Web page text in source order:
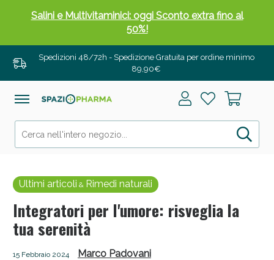
Spedizioni 48/72h - Spedizione Gratuita per ordine minimo
89,90€
Integratori per l'umore: risveglia la
tua serenità
Ultimi articoli & Rimedi naturali
15 Febbraio 2024 Marco Padovani
Salini e Multivitaminici: oggi Sconto extra fino al
50%!
Anticellulite e Fanghi: Sconto fino al 40% valido